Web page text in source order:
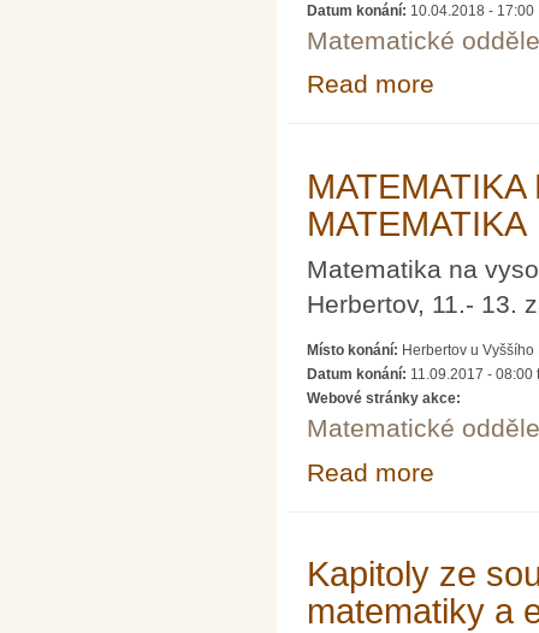
Datum konání: 10.04.2018 - 17:00
Matematické
Read more
MATEMATIKA
Matematika na
Herbertov, 11.- 13.
Místo konání: Herbertov u Vyššího
Datum konání: 11.09.2017 - 08:00
Webové stránky akce:
Matematické
Read more
Kapitoly ze
matematiky a